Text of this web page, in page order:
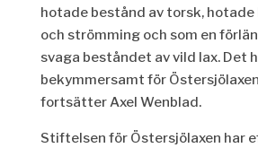
hotade bestånd av torsk, hotade
och strömming och som en
svaga bestånd et av vild lax. Det
bekymmersamt för
fortsätter Axel Wenblad.
Stiftelsen för Östersjölaxen har